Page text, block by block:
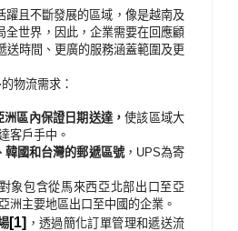
且不斷發展的區域，像是越南及
世界，因此，企業需要在回應顧
送時間、更廣的服務涵蓋範圍及更
物流需求：
洲區內保證日期送達，使該區域大
客戶手中。
韓國和台灣的郵遞區號， UPS為寄
象包含從馬來西亞北部出口至亞
洲主要地區出口至中國的企業。
[1] ，透過簡化訂單管理和遞送流